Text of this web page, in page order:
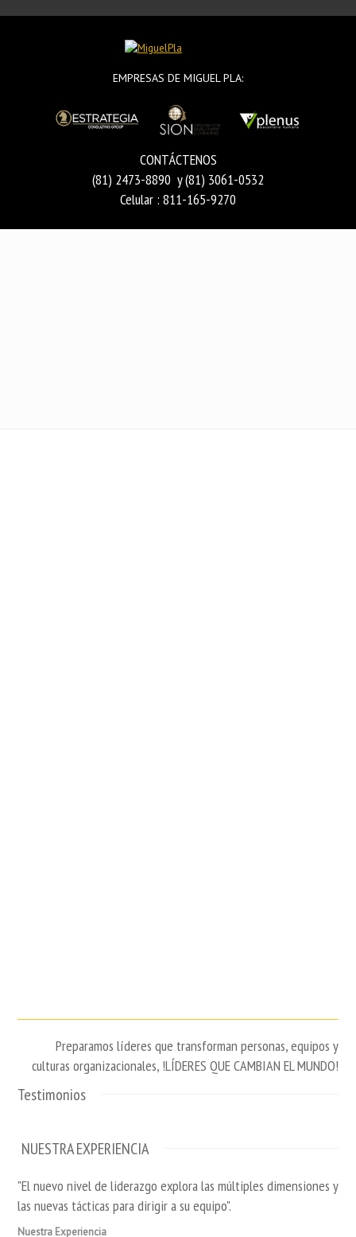
EMPRESAS DE MIGUEL PLA:
CONTÁCTENOS
(81) 2473-8890 y (81) 3061-0532
Celular : 811-165-9270
Preparamos líderes que transforman personas, equipos y
culturas organizacionales, !LÍDERES QUE CAMBIAN EL MUNDO!
Testimonios
NUESTRA EXPERIENCIA
"El nuevo nivel de liderazgo explora las múltiples dimensiones y
las nuevas tácticas para dirigir a su equipo".
Nuestra Experiencia